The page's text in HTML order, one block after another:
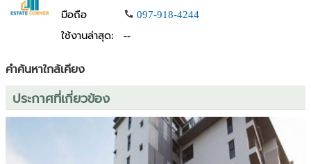
- ระบบจอดรถอัตโนมัติ (Auto Parking)
- Shuttle Service รับ-ส่ง BTS ปุณณวิถี
- ตั้งอยู่ในเขตพระโขนง ทำเล "สุขุมวิทตอนกลาง-ปลาย" ที่กำลังเติบโต
- ใกล้ BTS ปุณณวิถี BTS อุดมสุข และ MRT ศรีอุดม
- ใกล้แหล่ง Life Style โรงเรียนและโรงพยาลบาล
- 101 True Digital Park • 1.9 กม.
- 101 The Third Place • 1.9 กม.
- Makro อุดมสุข • 1 กม.
มือถือ
097-918-4244
ใช้งานล่าสุด:
--
คำค้นหาใกล้เคียง
ประกาศที่เกี่ยวข้อง